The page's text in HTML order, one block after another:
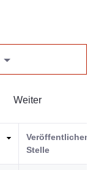
Weiter
Stelle